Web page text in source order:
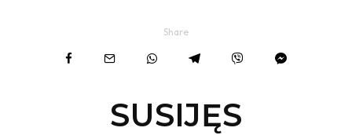
Share
SUSIJĘS